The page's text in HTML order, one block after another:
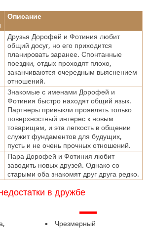
Описание
Друзья Дорофей и Фотиния любит
общий досуг, но его приходится
планировать заранее. Спонтанные
поездки, отдых проходят плохо,
заканчиваются очередным выяснением
отношений.
Знакомые с именами Дорофей и
Фотиния быстро находят общий язык.
Партнеры привыкли проявлять только
поверхностный интерес к новым
товарищам, и эта легкость в общении
служит фундаментов для будущих,
пусть и не очень прочных отношений.
Пара Дорофей и Фотиния любит
заводить новых друзей. Однако со
старыми оба знакомят друг друга редко.
в дружбе
—
Чрезмерный